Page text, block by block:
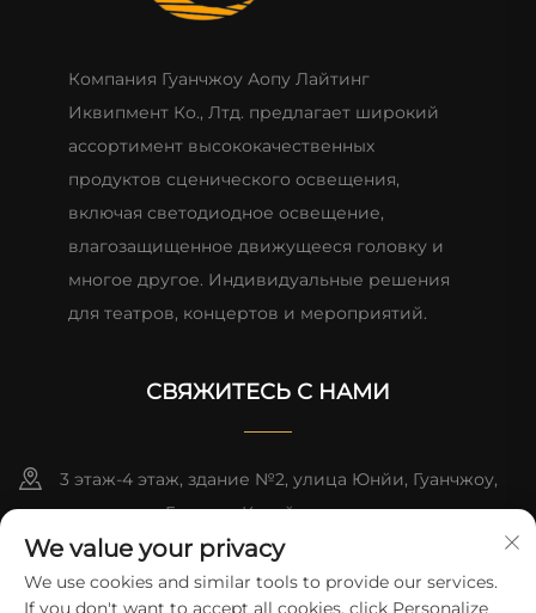
Компания Гуанчжоу Аопу Лайтинг
Иквипмент Ко., Лтд. предлагает широкий
ассортимент высококачественных
продуктов сценического освещения,
включая светодиодное освещение,
влагозащищенное движущееся головку и
многое другое. Индивидуальные решения
для театров, концертов и мероприятий.
СВЯЖИТЕСЬ С НАМИ
3 этаж-4 этаж, здание №2, улица Юнйи, Гуанчжоу,
провинция Гуандун, Китай
+86-13824494018
We value your privacy
We use cookies and similar tools to provide our services.
If you don't want to accept all cookies, click Personalize